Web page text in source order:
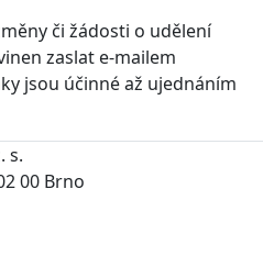
či žádosti o udělení
zaslat e-mailem
jsou účinné až ujednáním
s.
00 Brno